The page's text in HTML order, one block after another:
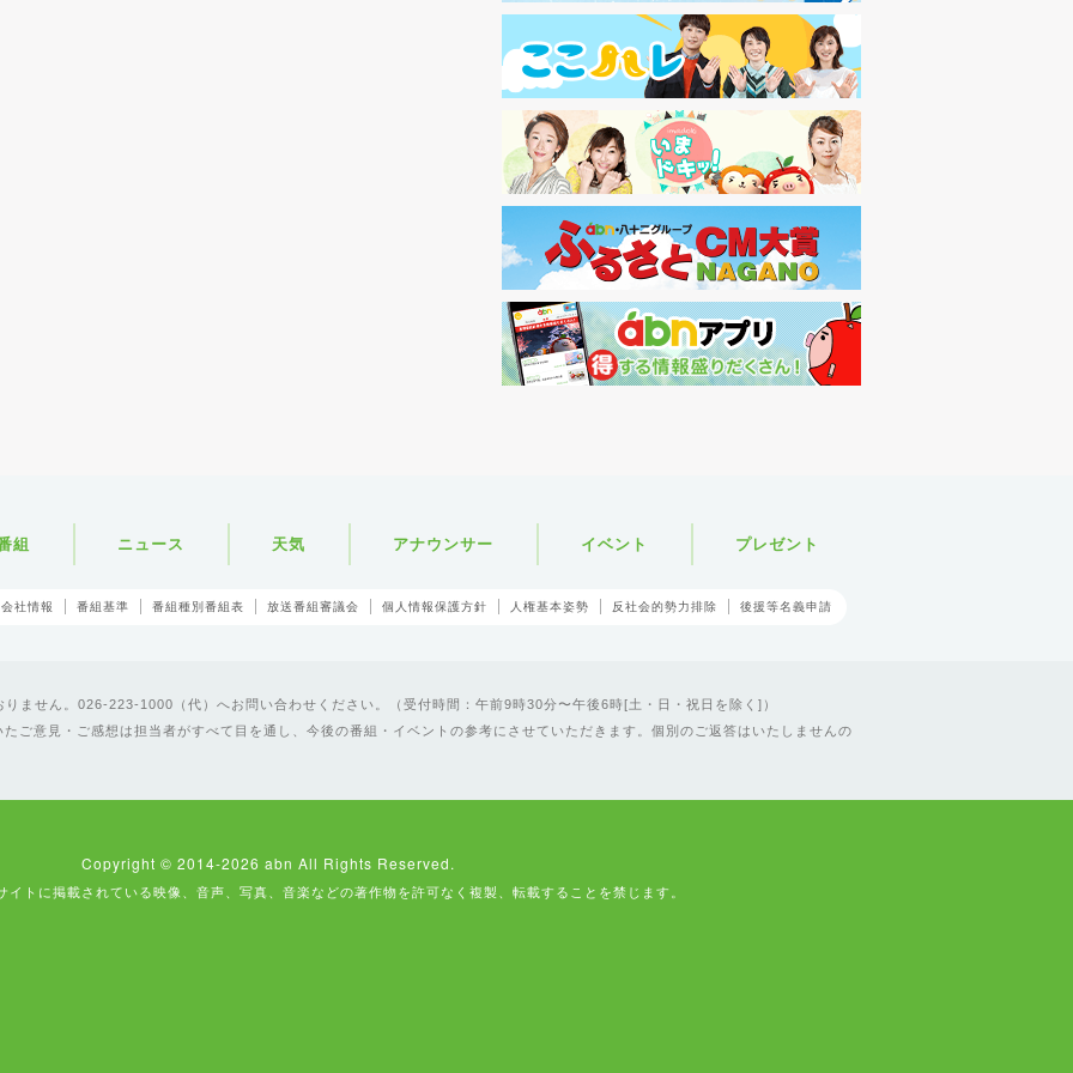
組 ニュース 天気 アナウンサー イベント プレゼント
会社情報 番組基準 番組種別番組表 放送番組審議会 個人情報保護方針 人権基本姿勢 反社会的勢力排除 後援等名義申請
ません。026-223-1000（代）へお問い合わせください。（受付時間：午前9時30分〜午後6時[土・日・祝日を除く]）
たご意見・ご感想は担当者がすべて目を通し、今後の番組・イベントの参考にさせていただきます。個別のご返答はいたしませんの
Copyright © 2014-2026 abn All Rights Reserved.
イトに掲載されている映像、音声、写真、音楽などの著作物を許可なく複製、転載することを禁じます。